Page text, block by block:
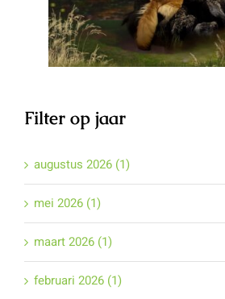
Filter op jaar
augustus 2026 (1)
mei 2026 (1)
maart 2026 (1)
februari 2026 (1)